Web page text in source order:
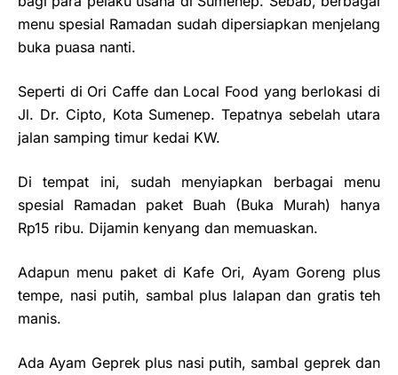
menu spesial Ramadan sudah dipersiapkan menjelang
buka puasa nanti.
Seperti di Ori Caffe dan Local Food yang berlokasi di
Jl. Dr. Cipto, Kota Sumenep. Tepatnya sebelah utara
jalan samping timur kedai KW.
Di tempat ini, sudah menyiapkan berbagai menu
spesial Ramadan paket Buah (Buka Murah) hanya
Rp15 ribu. Dijamin kenyang dan memuaskan.
Adapun menu paket di Kafe Ori, Ayam Goreng plus
tempe, nasi putih, sambal plus lalapan dan gratis teh
manis.
Ada Ayam Geprek plus nasi putih, sambal geprek dan